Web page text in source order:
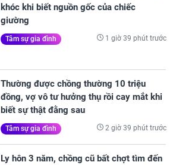
khóc khi biết nguồn gốc của chiếc
giường
Tâm sự gia đình 1 giờ 39 phút trước
Thường được chồng thường 10 triệu
đồng, vợ vô tư hưởng thụ rồi cay mắt khi
biết sự thật đằng sau
Tâm sự gia đình 2 giờ 39 phút trước
Ly hôn 3 năm, chồng cũ bất chợt tìm đến